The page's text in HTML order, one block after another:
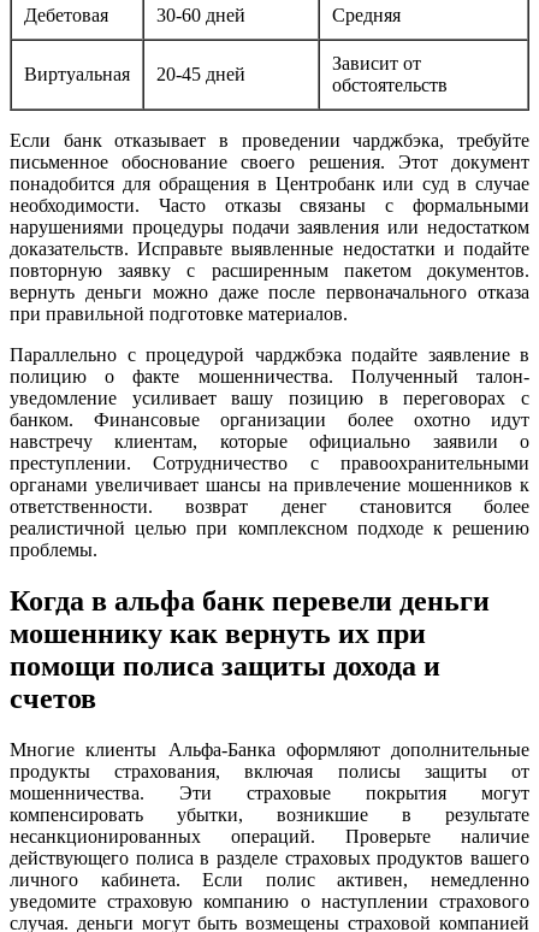
Дебетовая 30-60 дней Средняя
Виртуальная 20-45 дней
Зависит от
обстоятельств
Если банк отказывает в проведении чарджбэка, требуйте
письменное обоснование своего решения. Этот документ
понадобится для обращения в Центробанк или суд в случае
необходимости. Часто отказы связаны с формальными
нарушениями процедуры подачи заявления или недостатком
доказательств. Исправьте выявленные недостатки и подайте
повторную заявку с расширенным пакетом документов.
вернуть деньги можно даже после первоначального отказа
при правильной подготовке материалов.
Параллельно с процедурой чарджбэка подайте заявление в
полицию о факте мошенничества. Полученный талон-
уведомление усиливает вашу позицию в переговорах с
банком. Финансовые организации более охотно идут
навстречу клиентам, которые официально заявили о
преступлении. Сотрудничество с правоохранительными
органами увеличивает шансы на привлечение мошенников к
ответственности. возврат денег становится более
реалистичной целью при комплексном подходе к решению
проблемы.
Когда в альфа банк перевели деньги
мошеннику как вернуть их при
помощи полиса защиты дохода и
счетов
Многие клиенты Альфа-Банка оформляют дополнительные
продукты страхования, включая полисы защиты от
мошенничества. Эти страховые покрытия могут
компенсировать убытки, возникшие в результате
несанкционированных операций. Проверьте наличие
действующего полиса в разделе страховых продуктов вашего
личного кабинета. Если полис активен, немедленно
уведомите страховую компанию о наступлении страхового
случая. деньги могут быть возмещены страховой компанией